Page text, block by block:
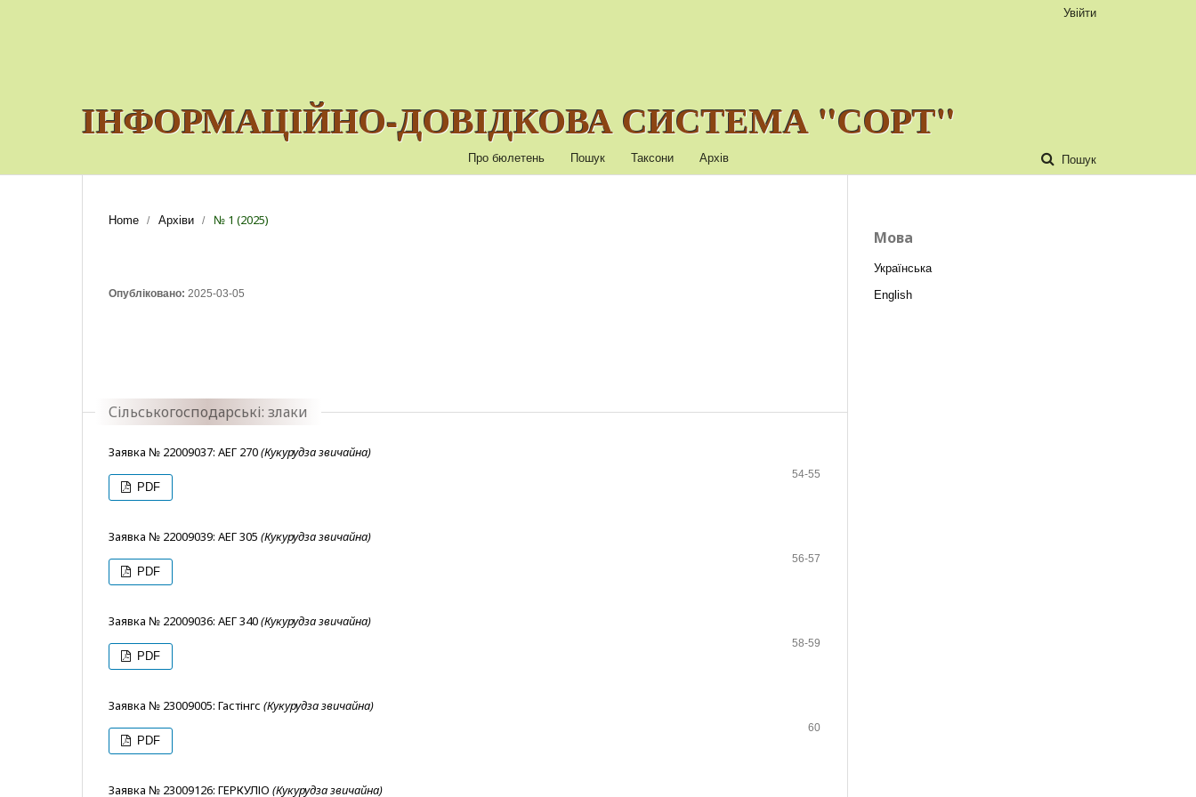
ІНФОРМАЦІЙНО-ДОВІДКОВА СИСТЕМА "СОРТ"
Про бюлетень Пошук Таксони Архів Пошук
Увійти
Home / Архіви / № 1 (2025)
Опубліковано: 2025-03-05
Сільськогосподарські: злаки
Заявка № 22009037: АЕГ 270(Кукурудза звичайна)
54-55
PDF
Заявка № 22009039: АЕГ 305 (Кукурудза звичайна)
56-57
PDF
Заявка № 22009036: АЕГ 340(Кукурудза звичайна)
58-59
PDF
Заявка № 23009005: Гастінгс (Кукурудза звичайна)
60
PDF
Заявка № 23009126: ГЕРКУЛІО (Кукурудза звичайна)
Мова
Українська
English